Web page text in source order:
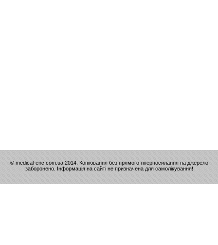
© medical-enc.com.ua 2014. Копіювання без прямого гіперпосилання на джерело
заборонено. Інформація на сайті не призначена для самолікування!